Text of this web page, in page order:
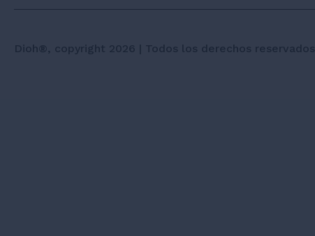
Dioh®, copyright 2026 | Todos los derechos reservados